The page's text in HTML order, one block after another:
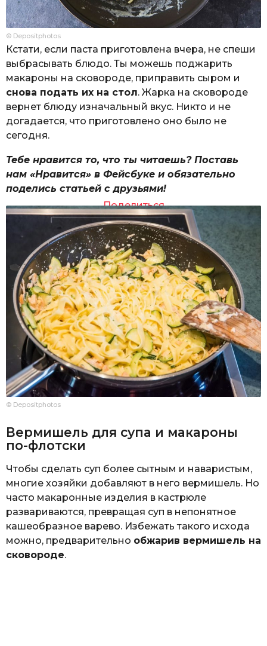
© Depositphotos
Кстати, если паста приготовлена вчера, не спеши
выбрасывать блюдо. Ты можешь поджарить
макароны на сковороде, приправить сыром и
снова подать их на стол. Жарка на сковороде
вернет блюду изначальный вкус. Никто и не
догадается, что приготовлено оно было не
сегодня.
Тебе нравится то, что ты читаешь? Поставь
нам «Нравится» в Фейсбуке и обязательно
поделись статьей с друзьями!
Поделиться
© Depositphotos
Вермишель для супа и макароны
по-флотски
Чтобы сделать суп более сытным и наваристым,
многие хозяйки добавляют в него вермишель. Но
часто макаронные изделия в кастрюле
развариваются, превращая суп в непонятное
кашеобразное варево. Избежать такого исхода
можно, предварительно обжарив вермишель на
сковороде.